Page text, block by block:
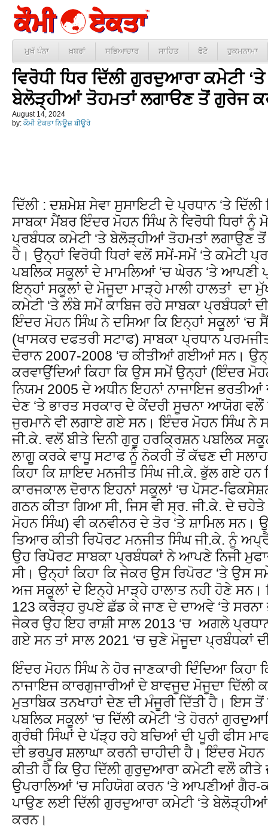
ਮੁਖੱ ਪੰਨਾ ਖ਼ਬਰਾਂ ਸਭਿਆਚਾਰ ਸਾਹਿਤ ਫੋਟੋ ਹੁਕਮਨਾਮਾ
ਵਿਰੋਧੀ ਧਿਰ ਦਿੱਲੀ ਗੁਰਦੁਆਰਾ ਕਮੇਟੀ
ਬੇਲੋੜ੍ਹੀਆਂ ਤੋਹਮਤਾਂ ਲਗਾੳਣ ਤੋਂ ਗੁਰੇਜ
August 14, 2024
by: ਕੌਮੀ ਏਕਤਾ ਨਿਊਜ਼ ਬੀਊਰੋ
ਦਿੱਲੀ : ਦਸ਼ਮੇਸ਼ ਸੇਵਾ ਸੁਸਾਇਟੀ ਦੇ ਪ੍ਰਧਾਨ ‘ਤੇ
ਸਾਬਕਾ ਮੈਂਬਰ ਇੰਦਰ ਮੋਹਨ ਸਿੰਘ ਨੇ ਵਿਰੋਧੀ ਧਿਰਾਂ ਨੂੰ
ਪ੍ਰਬੰਧਕ ਕਮੇਟੀ ‘ਤੇ ਬੇਲੋੜ੍ਹੀਆਂ ਤੋਹਮਤਾਂ ਲਗਾਉਣ
ਹੈ। ਉਨ੍ਹਾਂ ਵਿਰੋਧੀ ਧਿਰਾਂ ਵਲੋਂ ਸਮੇਂ-ਸਮੇਂ ‘ਤੇ ਕਮੇਟੀ
ਪਬਲਿਕ ਸਕੂਲਾਂ ਦੇ ਮਾਮਲਿਆਂ ‘ਚ ਘੇਰਨ ‘ਤੇ ਆਪਣੀ
ਇਨ੍ਹਾਂ ਸਕੂਲਾਂ ਦੇ ਮੋਜੂਦਾ ਮਾੜ੍ਹੇ ਮਾਲੀ ਹਾਲਤਾਂ ਦਾ
ਕਮੇਟੀ ‘ਤੇ ਲੰਬੇ ਸਮੇਂ ਕਾਬਿਜ ਰਹੇ ਸਾਬਕਾ ਪ੍ਰਬੰਧਕਾਂ
ਇੰਦਰ ਮੋਹਨ ਸਿੰਘ ਨੇ ਦਸਿਆ ਕਿ ਇਨ੍ਹਾਂ ਸਕੂਲਾਂ
(ਖਾਸਕਰ ਦਫਤਰੀ ਸਟਾਫ) ਸਾਬਕਾ ਪ੍ਰਧਾਨ
ਦੋਰਾਨ 2007-2008 ‘ਚ ਕੀਤੀਆਂ ਗਈਆਂ ਸਨ।
ਕਰਵਾਉਂਦਿਆਂ ਕਿਹਾ ਕਿ ਉਸ ਸਮੇਂ ਉਨ੍ਹਾਂ (ਇੰਦਰ
ਨਿਯਮ 2005 ਦੇ ਅਧੀਨ ਇਹਨਾਂ ਨਾਜਾਇਜ ਭਰਤੀਆਂ
ਦੇਣ ‘ਤੇ ਭਾਰਤ ਸਰਕਾਰ ਦੇ ਕੇਂਦਰੀ ਸੂਚਨਾ ਆਯੋਗ ਵਲੌਂ
ਜੁਰਮਾਨੇ ਵੀ ਲਗਾਏ ਗਏ ਸਨ। ਇੰਦਰ ਮੋਹਨ ਸਿੰਘ ਨੇ
ਜੀ.ਕੇ. ਵਲੋਂ ਬੀਤੇ ਦਿਨੀ ਗੁਰੂ ਹਰਕ੍ਰਿਸ਼ਨ ਪਬਲਿਕ
ਲਾਗੂ ਕਰਕੇ ਵਾਧੂ ਸਟਾਫ ਨੂੰ ਨੋਕਰੀ ਤੋਂ ਕੱਢਣ ਦੀ
ਕਿਹਾ ਕਿ ਸ਼ਾਇਦ ਮਨਜੀਤ ਸਿੰਘ ਜੀ.ਕੇ. ਭੁੱਲ ਗਏ ਹਨ
ਕਾਰਜਕਾਲ ਦੋਰਾਨ ਇਹਨਾਂ ਸਕੂਲਾਂ ‘ਚ ਪੋਸਟ-
ਗਠਨ ਕੀਤਾ ਗਿਆ ਸੀ, ਜਿਸ ਵੀ ਸ੍ਰ. ਜੀ.ਕੇ. ਦੇ
ਮੋਹਨ ਸਿੰਘ) ਵੀ ਕਨਵੀਨਰ ਦੇ ਤੋਰ ‘ਤੇ ਸ਼ਾਮਿਲ
ਤਿਆਰ ਕੀਤੀ ਰਿਪੋਰਟ ਮਨਜੀਤ ਸਿੰਘ ਜੀ.ਕੇ. ਨੂੰ
ਉਹ ਰਿਪੋਰਟ ਸਾਬਕਾ ਪ੍ਰਬੰਧਕਾਂ ਨੇ ਆਪਣੇ ਨਿਜੀ
ਸੀ। ਉਨ੍ਹਾਂ ਕਿਹਾ ਕਿ ਜੇਕਰ ਉਸ ਰਿਪੋਰਟ ‘ਤੇ ਉਸ
ਅਜ ਸਕੂਲਾਂ ਦੇ ਇਨ੍ਹੇ ਮਾੜ੍ਹੇ ਹਾਲਾਤ ਨਹੀ ਹੋਣੇ
123 ਕਰੋੜ੍ਹ ਰੁਪਏ ਛੱਡ ਕੇ ਜਾਣ ਦੇ ਦਾਅਵੇ ‘ਤੇ ਸਰਨਾ
ਜੇਕਰ ਉਹ ਇਹ ਰਾਸ਼ੀ ਸਾਲ 2013 ‘ਚ ਅਗਲੇ
ਗਏ ਸਨ ਤਾਂ ਸਾਲ 2021 ‘ਚ ਚੁਣੇ ਮੋਜੂਦਾ ਪ੍ਰਬੰਧਕਾਂ
ਇੰਦਰ ਮੋਹਨ ਸਿੰਘ ਨੇ ਹੋਰ ਜਾਣਕਾਰੀ ਦਿੰਦਿਆ ਕਿਹਾ
ਨਾਜਾਇਜ ਕਾਰਗੁਜਾਰੀਆਂ ਦੇ ਬਾਵਜੂਦ ਮੋਜੂਦਾ ਦਿੱਲੀ
ਮੁਤਾਬਿਕ ਤਨਖਾਹਾਂ ਦੇਣ ਦੀ ਮੰਜੂਰੀ ਦਿੱਤੀ ਹੈ। ਇਸ
ਪਬਲਿਕ ਸਕੂਲਾਂ ‘ਚ ਦਿੱਲੀ ਕਮੇਟੀ ‘ਤੇ ਹੋਰਨਾਂ
ਗ੍ਰੰਥੀ ਸਿੰਘਾਂ ਦੇ ਪੱੜ੍ਹ ਰਹੇ ਬਚਿਆਂ ਦੀ ਪੂਰੀ ਫੀਸ
ਦੀ ਭਰਪੂਰ ਸ਼ਲਾਘਾ ਕਰਨੀ ਚਾਹੀਦੀ ਹੈ। ਇੰਦਰ ਮੋਹਨ
ਕੀਤੀ ਹੈ ਕਿ ਉਹ ਦਿੱਲੀ ਗੁਰੁਦੁਆਰਾ ਕਮੇਟੀ ਵਲੌ ਕੀਤੇ
ਉਪਰਾਲਿਆਂ ‘ਚ ਸਹਿਯੋਗ ਕਰਨ ‘ਤੇ ਆਪਣੀਆਂ ਗੈਰ-
ਪਾਉਣ ਲਈ ਦਿੱਲੀ ਗੁਰਦੁਆਰਾ ਕਮੇਟੀ ‘ਤੇ
ਕਰਨ।